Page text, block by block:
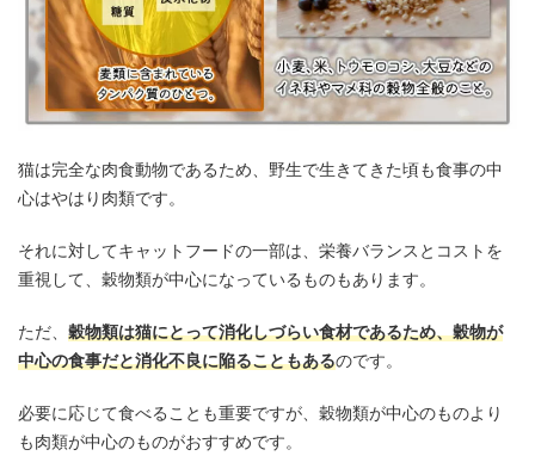
猫は完全な肉食動物であるため、野生で生きてきた頃も食事の中
心はやはり肉類です。
それに対してキャットフードの一部は、栄養バランスとコストを
重視して、穀物類が中心になっているものもあります。
ただ、 穀物類は猫にとって消化しづらい食材であるため、穀物が
中心の食事だと消化不良に陥ることもあるのです。
必要に応じて食べることも重要ですが、穀物類が中心のものより
も肉類が中心のものがおすすめです。